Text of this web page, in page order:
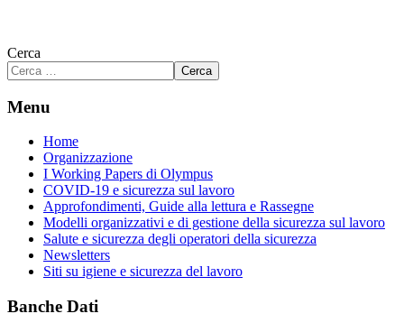
Cerca
Cerca
Menu
Home
Organizzazione
I Working Papers di Olympus
COVID-19 e sicurezza sul lavoro
Approfondimenti, Guide alla lettura e Rassegne
Modelli organizzativi e di gestione della sicurezza sul lavoro
Salute e sicurezza degli operatori della sicurezza
Newsletters
Siti su igiene e sicurezza del lavoro
Banche Dati